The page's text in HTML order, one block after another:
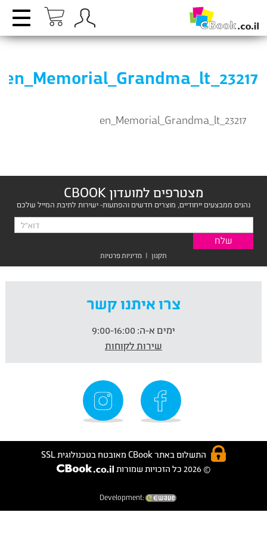
en_Memorial_Grandma_lt_23217
en_Memorial_Grandma_lt_23217
מצטרפים למועדון CBOOK
נהנים ממבצעים ייחודיים, מוצרים חדשים והפתעות- ישירות לתיבת המייל שלכם
תקנון | מדיניות פרטיות
צרו איתנו קשר
ימים א-ה:
שירות לקוחות
התשלום באתר CBook מאובטח בטכנולוגית SSL
© 2026 כל הזכויות שמורות
Development: